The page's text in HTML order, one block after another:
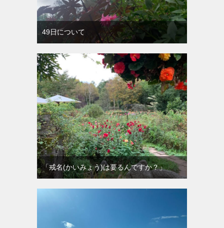
49日について
「戒名(かいみょう)は要るんですか？」